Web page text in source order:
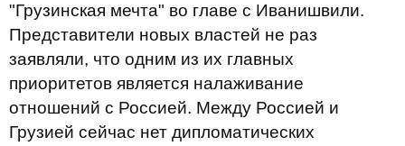
"Грузинская мечта" во главе с Иванишвили.
Представители новых властей не раз
заявляли, что одним из их главных
приоритетов является налаживание
отношений с Россией. Между Россией и
Грузией сейчас нет дипломатических